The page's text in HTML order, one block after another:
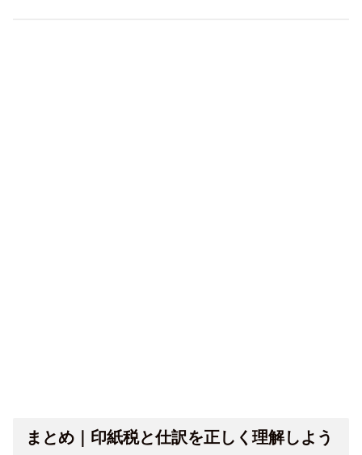
まとめ｜印紙税と仕訳を正しく理解しよう